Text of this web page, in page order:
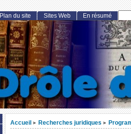
Accueil > Recherches juridiques >
Plan du site Sites Web En résumé